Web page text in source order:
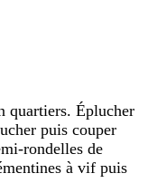
quartiers. Éplucher
puis couper
rondelles de
à vif puis